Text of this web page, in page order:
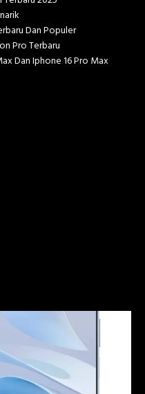
Dan Populer
Pro Terbaru
Dan Iphone 16 Pro Max